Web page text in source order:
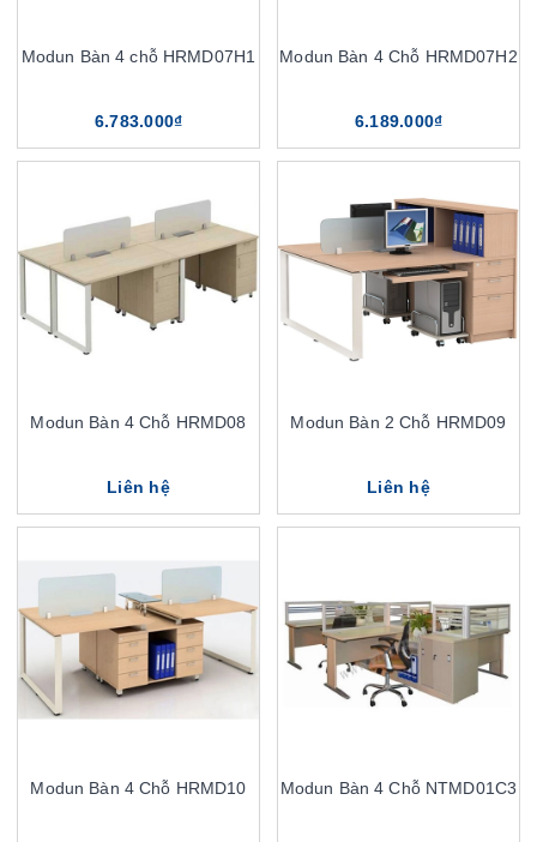
Modun Bàn 4 chỗ HRMD07H1
6.783.000₫
Modun Bàn 4 Chỗ HRMD07H2
6.189.000₫
Modun Bàn 4 Chỗ HRMD08
Liên hệ
Modun Bàn 2 Chỗ HRMD09
Liên hệ
Modun Bàn 4 Chỗ HRMD10 Modun Bàn 4 Chỗ NTMD01C3